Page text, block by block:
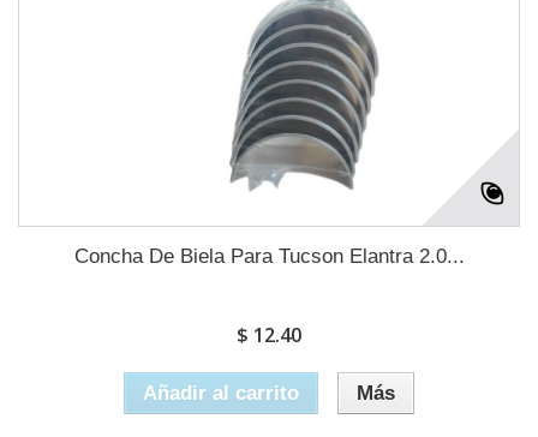
Concha De Biela Para Tucson Elantra 2.0...
$ 12.40
Añadir al carrito Más